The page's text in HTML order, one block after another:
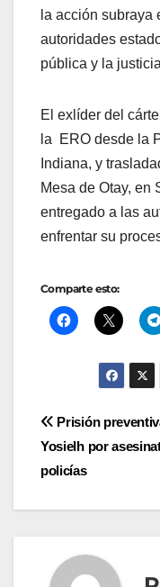
la acción subraya
autoridades
pública y la
El exlíder del
la ERO desde la
Indiana, y
Mesa de Otay, en
entregado a las
enfrentar su
Comparte esto:
de
Prisión
Yosielh por
policías